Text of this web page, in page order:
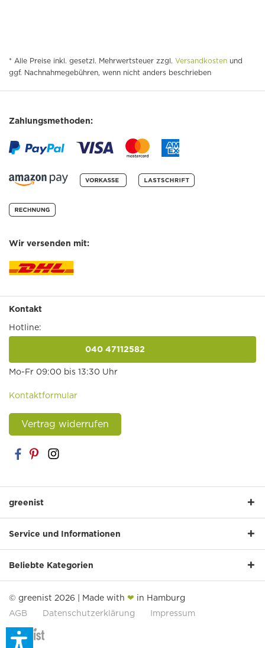
* Alle Preise inkl. gesetzl. Mehrwertsteuer zzgl. Versandkosten und
ggf. Nachnahmegebühren, wenn nicht anders beschrieben
Zahlungsmethoden:
Wir versenden mit:
Kontakt
Hotline:
040 47112582
Mo-Fr 09:00 bis 13:30 Uhr
Kontaktformular
Vertrag widerrufen
greenist
Service und Informationen
Beliebte Kategorien
© greenist 2026 | Made with ❤ in Hamburg
AGB
Datenschutzerklärung Impressum